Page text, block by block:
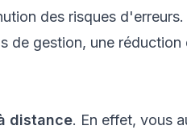
des risques
de gestion, une réduction
distance. En effet, vous